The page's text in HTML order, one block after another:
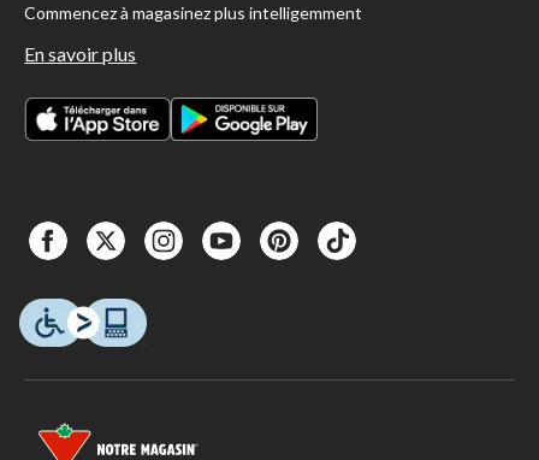
Commencez à magasinez plus intelligemment
En savoir plus